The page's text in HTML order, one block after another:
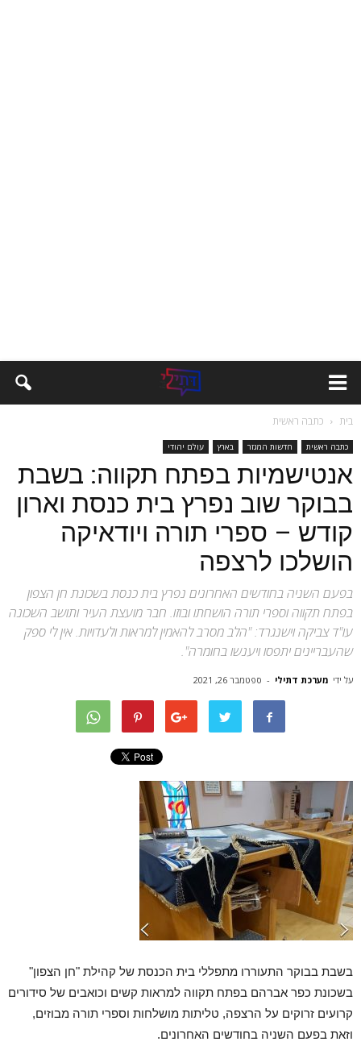
בית כתבה ראשית
כתבה ראשית חדשות המגזר בארץ עולם יהודי
אנטישמיות בפתח תקווה: בשבת
בבוקר שוב נפרץ בית כנסת וארון
קודש – ספרי תורה ויודאיקה
הושלכו לרצפה
בפעם השניה בחודשים האחרונים נפרץ בית כנסת בשכונת חן הצפון
בפתח תקווה וספרי תורה הושחתו ובוזו. חבר מועצת העיר ותושב השכונה
עו"ד צביקה וישנגרד: "הלב מסרב להאמין למראות ולעדויות. אין לי ספק
שהעבריינים יתפסו ויענשו בחומרה".
על ידי מערכת דתילי - ספטמבר 26, 2021
בשבת בבוקר התעוררו מתפללי בית הכנסת של קהילת "חן הצפון"
בשכונת כפר אברהם בפתח תקווה למראות קשים וכואבים של סידורים
קרועים זרוקים על הרצפה, טליתות מושלחות וספרי תורה מבוזים,
וזאת בפעם השניה בחודשים האחרונים.